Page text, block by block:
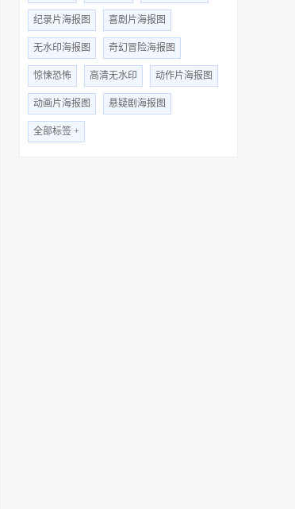
纪录片海报图 喜剧片海报图
无水印海报图 奇幻冒险海报图
惊悚恐怖 高清无水印 动作片海报图
动画片海报图 悬疑剧海报图
全部标签 +